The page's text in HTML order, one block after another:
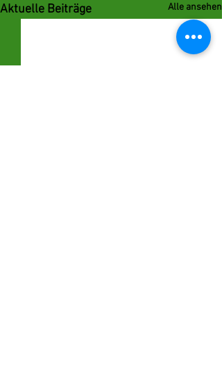
Aktuelle Beiträge Alle ansehen